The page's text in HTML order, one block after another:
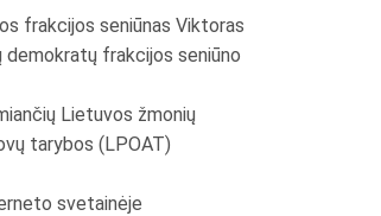
frakcijos seniūnas Viktoras
demokratų frakcijos seniūno
Lietuvos žmonių
tarybos (LPOAT)
svetainėje